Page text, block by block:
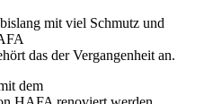
mit viel Schmutz und
das der Vergangenheit an.
dem